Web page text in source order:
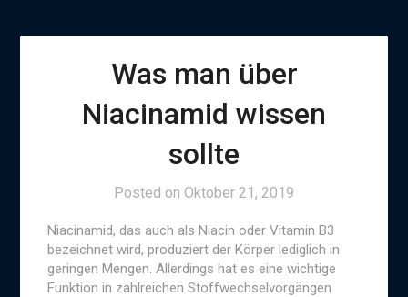
Was man über
Niacinamid wissen
sollte
Posted on Oktober 21, 2019
Niacinamid, das auch als Niacin oder Vitamin B3
bezeichnet wird, produziert der Körper lediglich in
geringen Mengen. Allerdings hat es eine wichtige
Funktion in zahlreichen Stoffwechselvorgängen